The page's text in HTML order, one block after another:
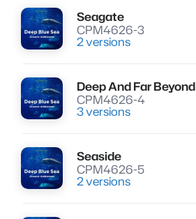
Lire
Seagate
CPM4626-3
2 versions
Lire
Deep And Far Beyond
CPM4626-4
3 versions
Lire
Seaside
CPM4626-5
2 versions